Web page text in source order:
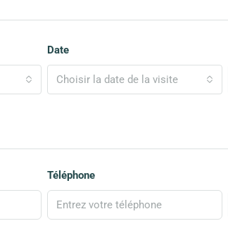
Date
Choisir la date de la visite
Téléphone